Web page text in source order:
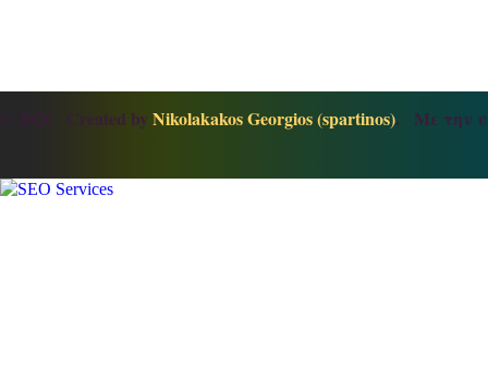
© 2026 Created by Nikolakakos Georgios (spartinos). Με την